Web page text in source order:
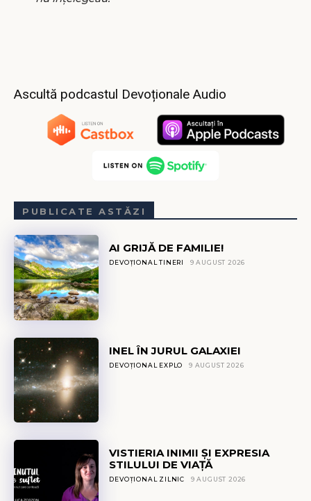
Ascultă podcastul Devoționale Audio
PUBLICATE ASTĂZI
AI GRIJĂ DE FAMILIE!
DEVOȚIONAL TINERI 9 AUGUST 2026
INEL ÎN JURUL GALAXIEI
DEVOȚIONAL EXPLO 9 AUGUST 2026
VISTIERIA INIMII ȘI EXPRESIA
STILULUI DE VIAȚĂ
DEVOȚIONAL ZILNIC 9 AUGUST 2026